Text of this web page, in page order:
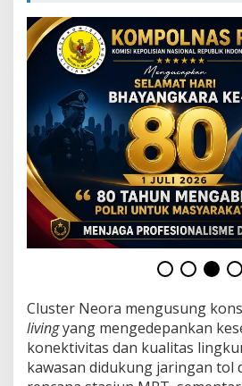
Cluster Neora mengusung
livingyang mengedepankan
konektivitas dan kualitas
kawasan didukung jaringan tol